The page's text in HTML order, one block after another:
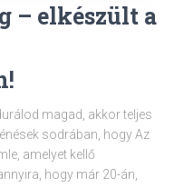
– elkészült a
magad, akkor teljes
sodrában, hogy Az
amelyet kellő
hogy már 20-án,